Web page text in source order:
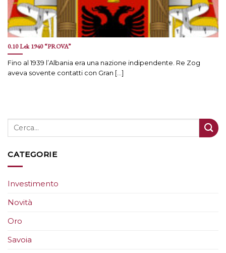
0.10 Lek 1940 “PROVA”
Fino al 1939 l’Albania era una nazione indipendente. Re Zog
aveva sovente contatti con Gran [...]
CATEGORIE
Investimento
Novità
Oro
Savoia